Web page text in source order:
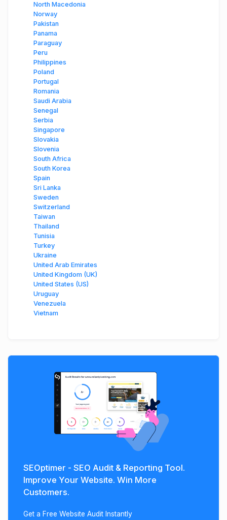
North Macedonia
Norway
Pakistan
Panama
Paraguay
Peru
Philippines
Poland
Portugal
Romania
Saudi Arabia
Senegal
Serbia
Singapore
Slovakia
Slovenia
South Africa
South Korea
Spain
Sri Lanka
Sweden
Switzerland
Taiwan
Thailand
Tunisia
Turkey
Ukraine
United Arab Emirates
United Kingdom (UK)
United States (US)
Uruguay
Venezuela
Vietnam
SEOptimer - SEO Audit & Reporting Tool.
Improve Your Website. Win More
Customers.
Get a Free Website Audit Instantly